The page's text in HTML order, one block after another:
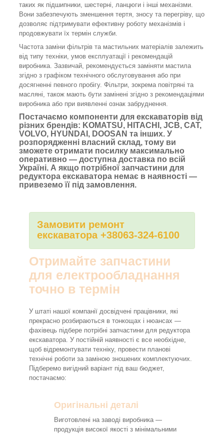
таких як підшипники, шестерні, ланцюги і інші механізми.
Вони забезпечують зменшення тертя, зносу та перегріву, що
дозволяє підтримувати ефективну роботу механізмів і
продовжувати їх термін служби.
Частота заміни фільтрів та мастильних матеріалів залежить
від типу техніки, умов експлуатації і рекомендацій
виробника. Зазвичай, рекомендується заміняти мастила
згідно з графіком технічного обслуговування або при
досягненні певного пробігу. Фільтри, зокрема повітряні та
масляні, також мають бути замінені згідно з рекомендаціями
виробника або при виявленні ознак забруднення.
Постачаємо компоненти для екскаваторів від
різних брендів: KOMATSU, HITACHI, JCB, CAT,
VOLVO, HYUNDAI, DOOSAN та інших. У
розпорядженні власний склад, тому ви
зможете отримати посилку максимально
оперативно — доступна доставка по всій
Україні. А якщо потрібної запчастини для
редуктора екскаватора немає в наявності —
привеземо її під замовлення.
Замовити ремонт
екскаватора +38063-324-6100
Отримайте запчастини
для електрообладнання
точно в термін
У штаті нашої компанії досвідчені працівники, які
прекрасно розбираються в тонкощах і нюансах —
фахівець підбере потрібні запчастини для редуктора
екскаватора. У постійній наявності є все необхідне,
щоб відремонтувати техніку, провести планові
технічні роботи за заміною зношених комплектуючих.
Підберемо вигідний варіант під ваш бюджет,
постачаємо:
Оригінальні деталі
Виготовлені на заводі виробника —
продукція високої якості з мінімальними